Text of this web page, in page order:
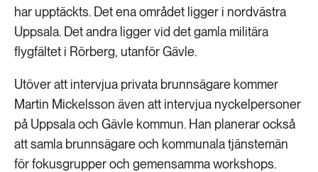
har upptäckts. Det ena området ligger i nordvästra
Uppsala. Det andra ligger vid det gamla militära
flygfältet i Rörberg, utanför Gävle.
Utöver att intervjua privata brunnsägare kommer
Martin Mickelsson även att intervjua nyckelpersoner
på Uppsala och Gävle kommun. Han planerar också
att samla brunnsägare och kommunala tjänstemän
för fokusgrupper och gemensamma workshops.